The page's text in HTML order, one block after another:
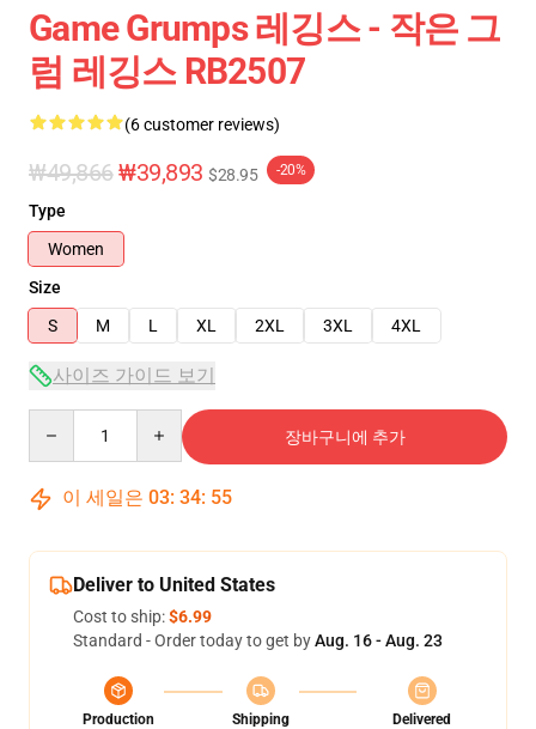
Game Grumps 레깅스 - 작은 그
럼 레깅스 RB2507
(6 customer reviews)
₩49,866₩39,893 $28.95 -20%
Type
Women
Size
S
M L XL 2XL 3XL 4XL
사이즈 가이드 보기
장바구니에 추가
이 세일은 03: 34: 54
Deliver to United States
Cost to ship:$6.99
Standard - Order today to get byAug. 16 - Aug. 23
Production
Shipping
Delivered